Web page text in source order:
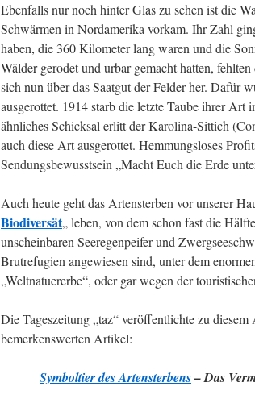
Ebenfalls nur noch hinter Glas zu sehen ist die
Schwärmen in Nordamerika vorkam. Ihr Zahl
haben, die 360 Kilometer lang waren und die
Wälder gerodet und urbar gemacht hatten,
sich nun über das Saatgut der Felder her. Dafür
ausgerottet. 1914 starb die letzte Taube ihrer
ähnliches Schicksal erlitt der Karolina-Sittich
auch diese Art ausgerottet. Hemmungsloses
Sendungsbewusstsein „Macht Euch die Erde
Auch heute geht das Artensterben vor unserer
Biodiversät„ leben, von dem schon fast die
unscheinbaren Seeregenpeifer und
Brutrefugien angewiesen sind, unter dem
„Weltnatuererbe“, oder gar wegen der
Die Tageszeitung „taz“ veröffentlichte zu
bemerkenswerten Artikel:
Symboltier des Artensterbens– Das